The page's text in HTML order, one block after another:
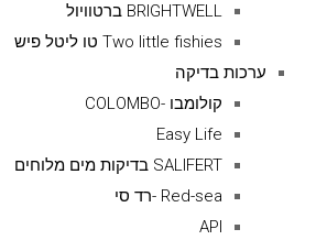
BRIGHTWELL ברטוויול
Two little fishies טו ליטל פיש
ערכות בדיקה
קולומבו -COLOMBO
Easy Life
SALIFERT בדיקות מים מלוחים
Red-sea -רד סי
API